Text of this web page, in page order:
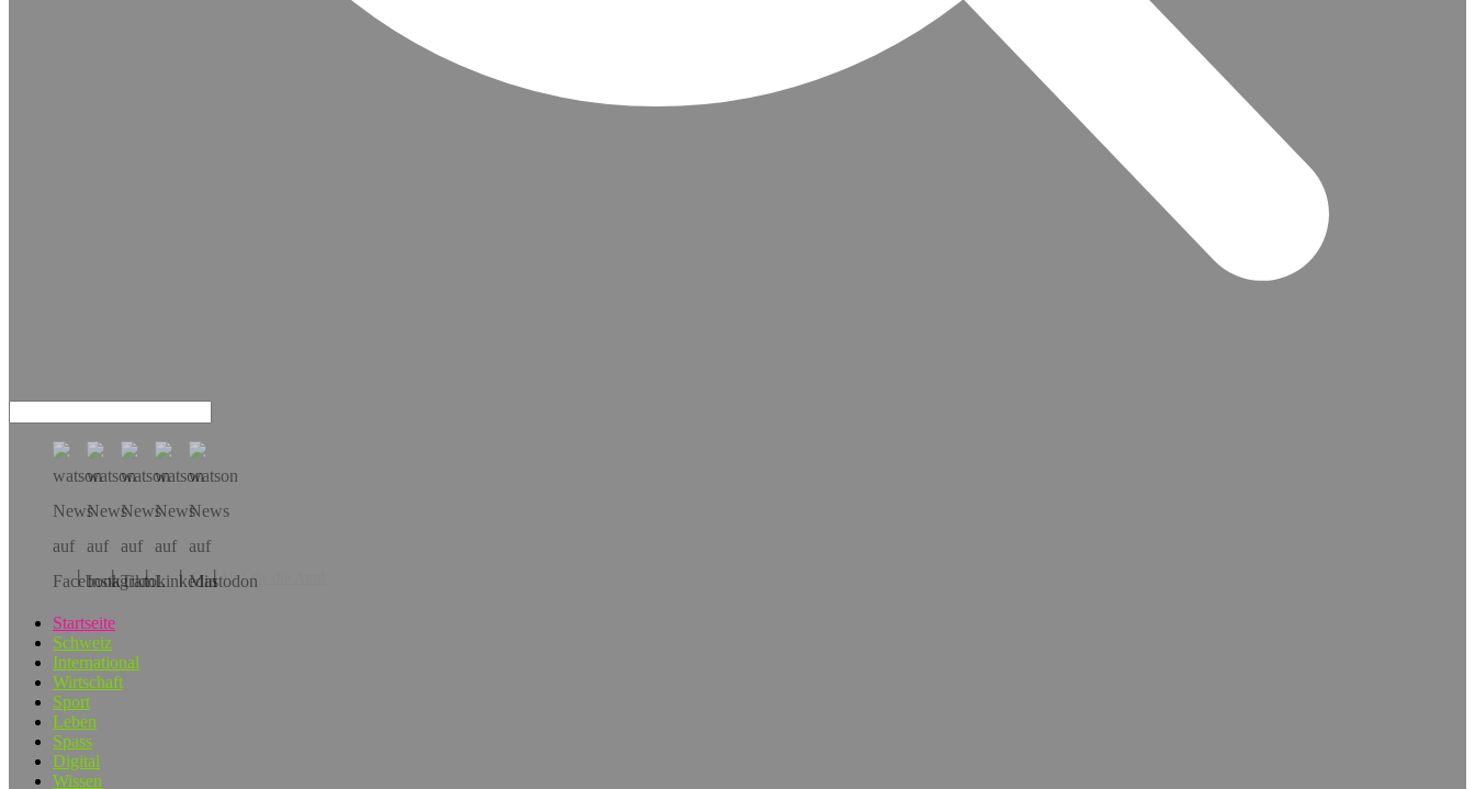
Hol dir die App!
Startseite
Schweiz
International
Wirtschaft
Sport
Leben
Spass
Digital
Wissen